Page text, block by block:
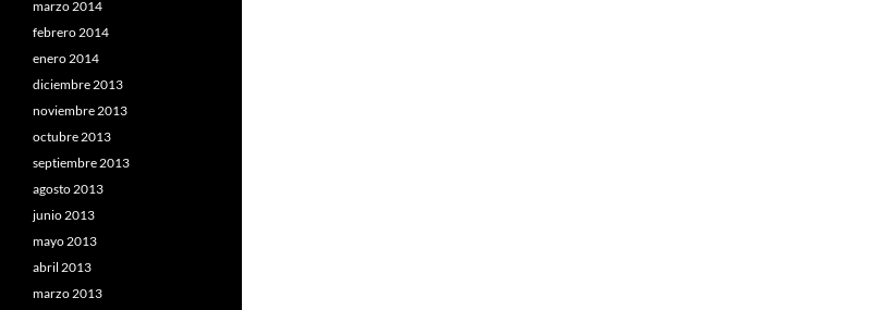
marzo 2014
febrero 2014
enero 2014
diciembre 2013
noviembre 2013
octubre 2013
septiembre 2013
agosto 2013
junio 2013
mayo 2013
abril 2013
marzo 2013